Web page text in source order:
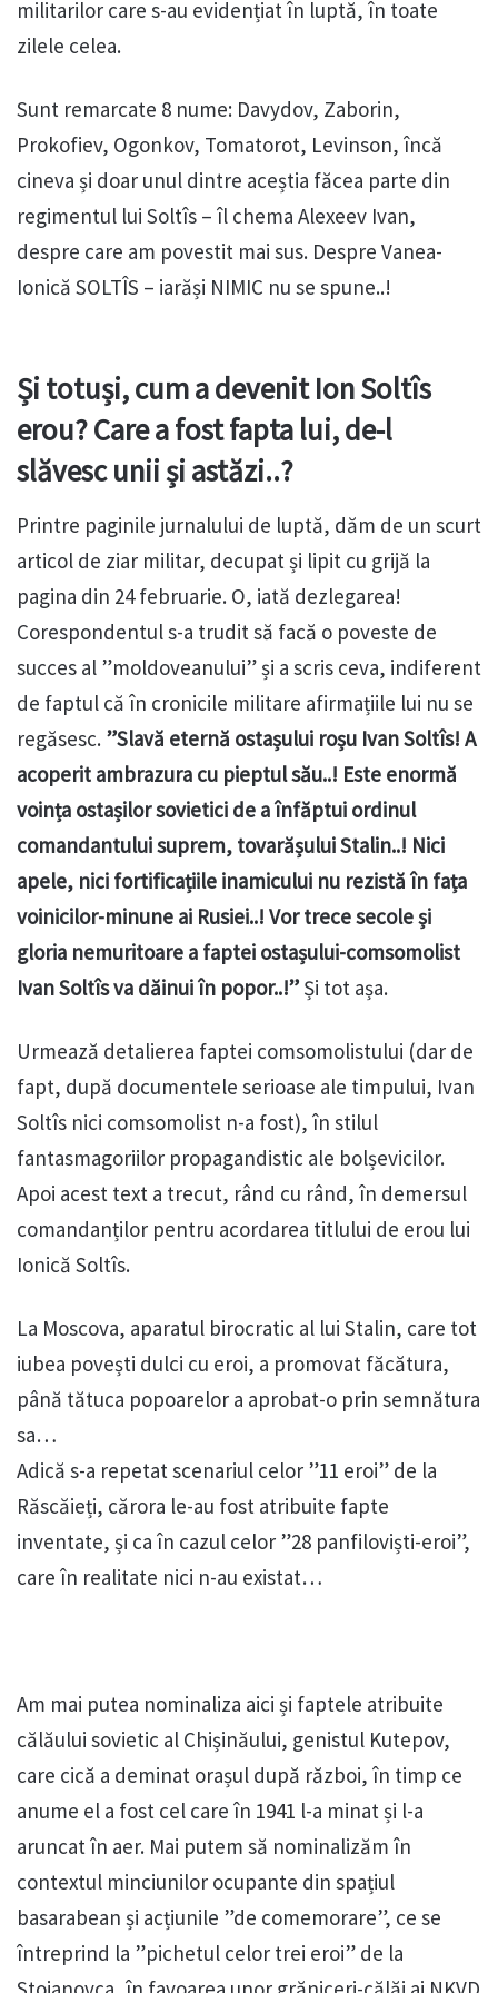
militarilor care s-au evidențiat în luptă, în toate
zilele celea.
Sunt remarcate 8 nume: Davydov, Zaborin,
Prokofiev, Ogonkov, Tomatorot, Levinson, încă
cineva și doar unul dintre aceștia făcea parte din
regimentul lui Soltîs – îl chema Alexeev Ivan,
despre care am povestit mai sus. Despre Vanea-
Ionică SOLTÎS – iarăși NIMIC nu se spune..!
Și totuși, cum a devenit Ion Soltîs
erou? Care a fost fapta lui, de-l
slăvesc unii și astăzi..?
Printre paginile jurnalului de luptă, dăm de un scurt
articol de ziar militar, decupat și lipit cu grijă la
pagina din 24 februarie. O, iată dezlegarea!
Corespondentul s-a trudit să facă o poveste de
succes al ”moldoveanului” și a scris ceva, indiferent
de faptul că în cronicile militare afirmațiile lui nu se
regăsesc. ”Slavă eternă ostașului roșu Ivan Soltîs! A
acoperit ambrazura cu pieptul său..! Este enormă
voința ostașilor sovietici de a înfăptui ordinul
comandantului suprem, tovarășului Stalin..! Nici
apele, nici fortificațiile inamicului nu rezistă în fața
voinicilor-minune ai Rusiei..! Vor trece secole și
gloria nemuritoare a faptei ostașului-comsomolist
Ivan Soltîs va dăinui în popor..!” Și tot așa.
Urmează detalierea faptei comsomolistului (dar de
fapt, după documentele serioase ale timpului, Ivan
Soltîs nici comsomolist n-a fost), în stilul
fantasmagoriilor propagandistic ale bolșevicilor.
Apoi acest text a trecut, rând cu rând, în demersul
comandanților pentru acordarea titlului de erou lui
Ionică Soltîs.
La Moscova, aparatul birocratic al lui Stalin, care tot
iubea povești dulci cu eroi, a promovat făcătura,
până tătuca popoarelor a aprobat-o prin semnătura
sa…
Adică s-a repetat scenariul celor ”11 eroi” de la
Răscăieți, cărora le-au fost atribuite fapte
inventate, și ca în cazul celor ”28 panfiloviști-eroi”,
care în realitate nici n-au existat…
Am mai putea nominaliza aici și faptele atribuite
călăului sovietic al Chișinăului, genistul Kutepov,
care cică a deminat orașul după război, în timp ce
anume el a fost cel care în 1941 l-a minat și l-a
aruncat în aer. Mai putem să nominalizăm în
contextul minciunilor ocupante din spațiul
basarabean și acțiunile ”de comemorare”, ce se
întreprind la ”pichetul celor trei eroi” de la